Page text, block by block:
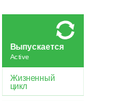
Жизненный
цикл
Active
Выпускается